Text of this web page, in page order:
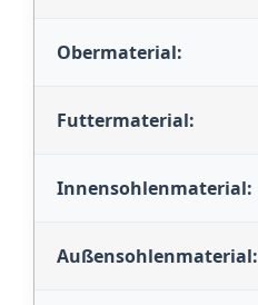
Obermaterial:
Futtermaterial:
Innensohlenmaterial:
Außensohlenmaterial: